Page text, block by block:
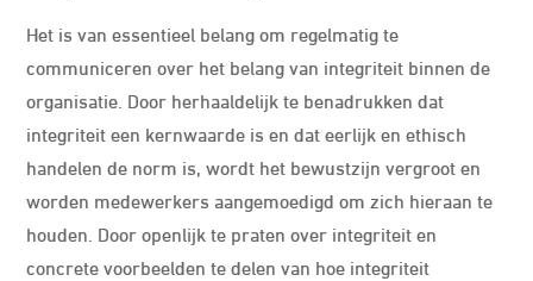
Het is van essentieel belang om regelmatig te
communiceren over het belang van integriteit binnen de
organisatie. Door herhaaldelijk te benadrukken dat
integriteit een kernwaarde is en dat eerlijk en ethisch
handelen de norm is, wordt het bewustzijn vergroot en
worden medewerkers aangemoedigd om zich hieraan te
houden. Door openlijk te praten over integriteit en
concrete voorbeelden te delen van hoe integriteit